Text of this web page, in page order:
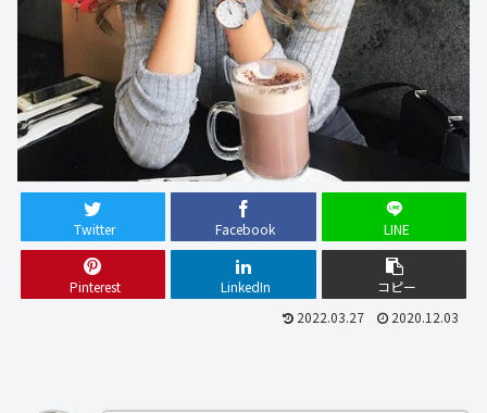
Twitter Facebook LINE
Pinterest LinkedIn
コピー
2022.03.27
2020.12.03